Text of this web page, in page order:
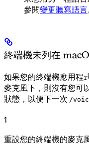
參閱變更聽寫語言
終端機未列在
如果您的終端機應用程
麥克風下，則沒有您可
狀態，以便下一次 /
1
重設您的終端機的麥克